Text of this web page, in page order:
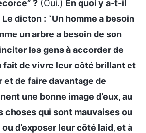
? (Oui.) En quoi y a-t-il
dicton : “Un homme a besoin
un arbre a besoin de son
les gens à accorder de
fait de vivre leur côté brillant et
et de faire davantage de
une bonne image d’eux, au
choses qui sont mauvaises ou
d’exposer leur côté laid, et à